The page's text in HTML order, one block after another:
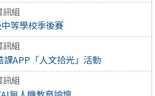
訊組
等學校季後賽
訊組
APP「人文拾光」活動
訊組